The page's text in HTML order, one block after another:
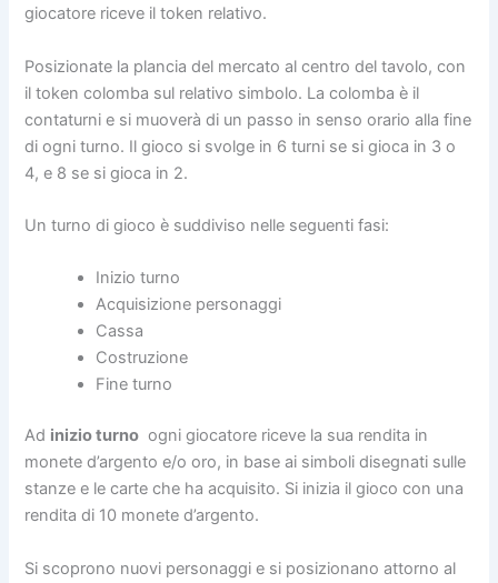
giocatore riceve il token relativo.
Posizionate la plancia del mercato al centro del tavolo, con
il token colomba sul relativo simbolo. La colomba è il
contaturni e si muoverà di un passo in senso orario alla fine
di ogni turno. Il gioco si svolge in 6 turni se si gioca in 3 o
4, e 8 se si gioca in 2.
Un turno di gioco è suddiviso nelle seguenti fasi:
Inizio turno
Acquisizione personaggi
Cassa
Costruzione
Fine turno
Ad inizio turno ogni giocatore riceve la sua rendita in
monete d’argento e/o oro, in base ai simboli disegnati sulle
stanze e le carte che ha acquisito. Si inizia il gioco con una
rendita di 10 monete d’argento.
Si scoprono nuovi personaggi e si posizionano attorno al